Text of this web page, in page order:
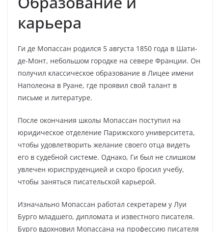
карьера
Ги де Мопассан родился 5 августа 1850 года в Шати-
де-Монт, небольшом городке на севере Франции. Он
получил классическое образование в Лицее имени
Наполеона в Руане, где проявил свой талант в
письме и литературе.
После окончания школы Мопассан поступил на
юридическое отделение Парижского университета,
чтобы удовлетворить желание своего отца видеть
его в судебной системе. Однако, Ги был не слишком
увлечен юриспруденцией и скоро бросил учебу,
чтобы заняться писательской карьерой.
Изначально Мопассан работал секретарем у Луи
Бурго младшего, дипломата и известного писателя.
Бурго вдохновил Мопассана на профессию писателя